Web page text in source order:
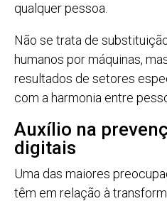
qualquer pessoa.
Não se trata de
humanos por máquinas,
resultados de setores
com a harmonia entre
Auxílio na
digitais
Uma das maiores
têm em relação à